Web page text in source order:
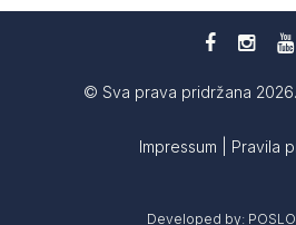
© Sva prava pridržana
Impressum Pravila
Developed by: